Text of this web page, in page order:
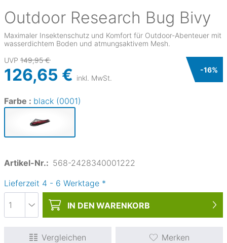
Outdoor Research Bug Bivy
Maximaler Insektenschutz und Komfort für Outdoor-Abenteuer mit
wasserdichtem Boden und atmungsaktivem Mesh.
UVP 149,95 €
126,65 € inkl. MwSt.
-16%
Farbe : black (0001)
Artikel-Nr.: 568-2428340001222
Lieferzeit 4 - 6 Werktage *
IN DEN WARENKORB
Vergleichen Merken